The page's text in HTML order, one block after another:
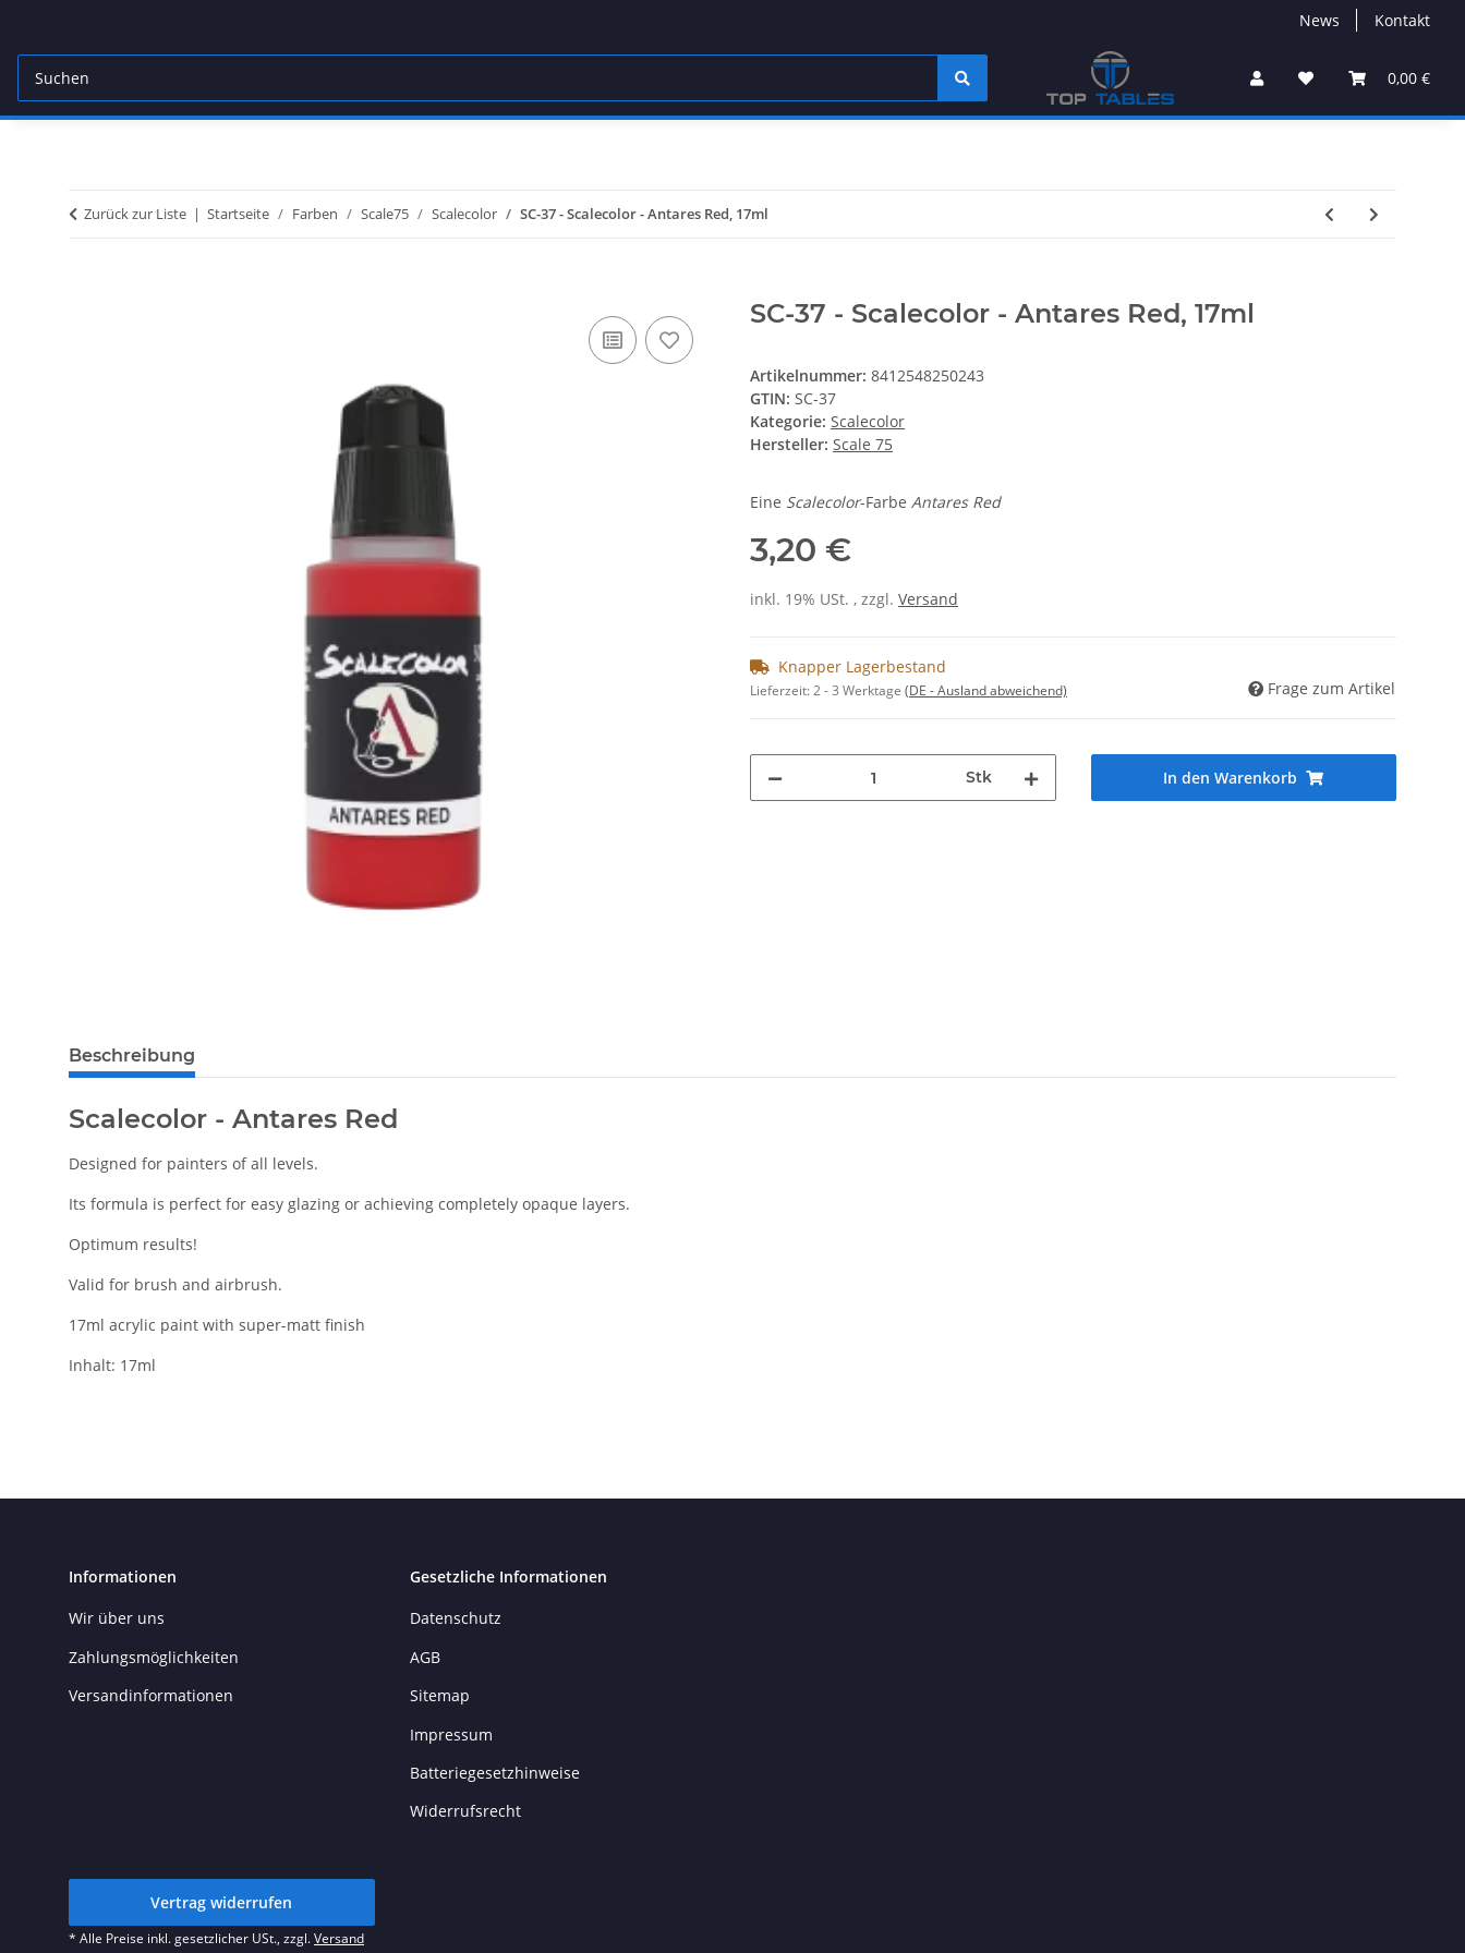
News Kontakt
0,00 €
Zurück zur Liste Startseite Farben Scale75 Scalecolor SC-37 - Scalecolor - Antares Red, 17ml
SC-37 - Scalecolor - Antares Red, 17ml
Artikelnummer: 8412548250243
GTIN: SC-37
Kategorie: Scalecolor
Hersteller: Scale 75
Eine Scalecolor-Farbe Antares Red
3,20 €
inkl. 19% USt. , zzgl. Versand
Knapper Lagerbestand
Lieferzeit:2 - 3 Werktage (DE - Ausland abweichend) Frage zum Artikel
Stk In den Warenkorb
weitere Registerkarten anzeigen
Beschreibung
Scalecolor - Antares Red
Designed for painters of all levels.
Its formula is perfect for easy glazing or achieving completely opaque layers.
Optimum results!
Valid for brush and airbrush.
17ml acrylic paint with super-matt finish
Inhalt: 17ml
Informationen
Wir über uns
Zahlungsmöglichkeiten
Versandinformationen
Gesetzliche Informationen
Datenschutz
AGB
Sitemap
Impressum
Batteriegesetzhinweise
Widerrufsrecht
Vertrag widerrufen
* Alle Preise inkl. gesetzlicher USt., zzgl.Versand